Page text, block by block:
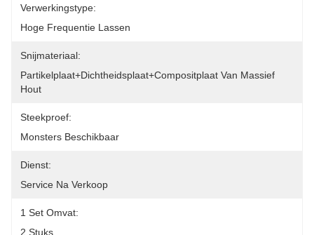
Verwerkingstype:
Hoge Frequentie Lassen
Snijmateriaal:
Partikelplaat+dichtheidsplaat+compositplaat Van Massief
Hout
Steekproef:
Monsters Beschikbaar
Dienst:
Service Na Verkoop
1 Set Omvat:
2 Stuks